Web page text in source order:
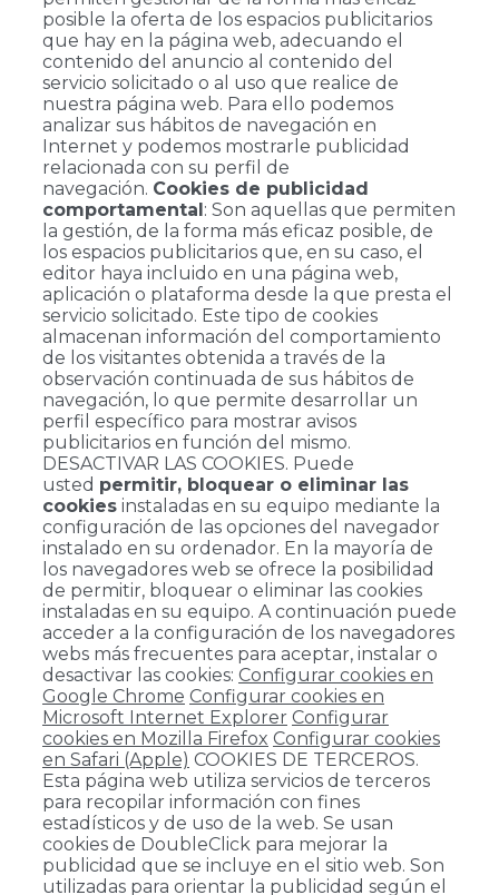
posible la oferta de los espacios publicitarios
que hay en la página web, adecuando el
contenido del anuncio al contenido del
servicio solicitado o al uso que realice de
nuestra página web. Para ello podemos
analizar sus hábitos de navegación en
Internet y podemos mostrarle publicidad
relacionada con su perfil de
navegación. Cookies de publicidad
comportamental : Son aquellas que permiten
la gestión, de la forma más eficaz posible, de
los espacios publicitarios que, en su caso, el
editor haya incluido en una página web,
aplicación o plataforma desde la que presta el
servicio solicitado. Este tipo de cookies
almacenan información del comportamiento
de los visitantes obtenida a través de la
observación continuada de sus hábitos de
navegación, lo que permite desarrollar un
perfil específico para mostrar avisos
publicitarios en función del mismo.
DESACTIVAR LAS COOKIES. Puede
usted permitir, bloquear o eliminar las
cookies instaladas en su equipo mediante la
configuración de las opciones del navegador
instalado en su ordenador. En la mayoría de
los navegadores web se ofrece la posibilidad
de permitir, bloquear o eliminar las cookies
instaladas en su equipo. A continuación puede
acceder a la configuración de los navegadores
webs más frecuentes para aceptar, instalar o
desactivar las cookies: Configurar cookies en
Google Chrome Configurar cookies en
Microsoft Internet Explorer Configurar
cookies en Mozilla Firefox Configurar cookies
en Safari (Apple) COOKIES DE TERCEROS.
Esta página web utiliza servicios de terceros
para recopilar información con fines
estadísticos y de uso de la web. Se usan
cookies de DoubleClick para mejorar la
publicidad que se incluye en el sitio web. Son
utilizadas para orientar la publicidad según el